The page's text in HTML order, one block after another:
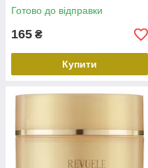
Готово до відправки
165 ₴
Купити